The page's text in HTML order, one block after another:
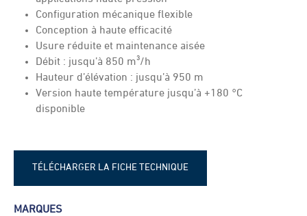
Configuration mécanique flexible
Conception à haute efficacité
Usure réduite et maintenance aisée
Débit : jusqu’à 850 m³/h
Hauteur d’élévation : jusqu’à 950 m
Version haute température jusqu’à +180 °C
disponible
TÉLÉCHARGER LA FICHE TECHNIQUE
MARQUES